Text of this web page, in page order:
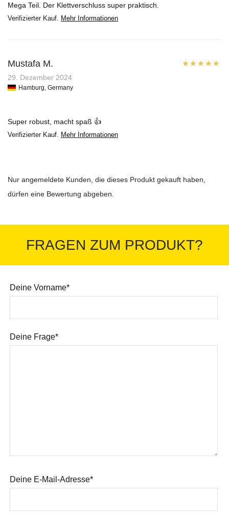
Mega Teil. Der Klettverschluss super praktisch.
Verifizierter Kauf. Mehr Informationen
Mustafa M.
29. Dezember 2024
Hamburg, Germany
Super robust, macht spaß 👍
Verifizierter Kauf. Mehr Informationen
Nur angemeldete Kunden, die dieses Produkt gekauft haben,
dürfen eine Bewertung abgeben.
FRAGEN ZUM PRODUKT?
Deine Vorname*
Deine Frage*
Deine E-Mail-Adresse*